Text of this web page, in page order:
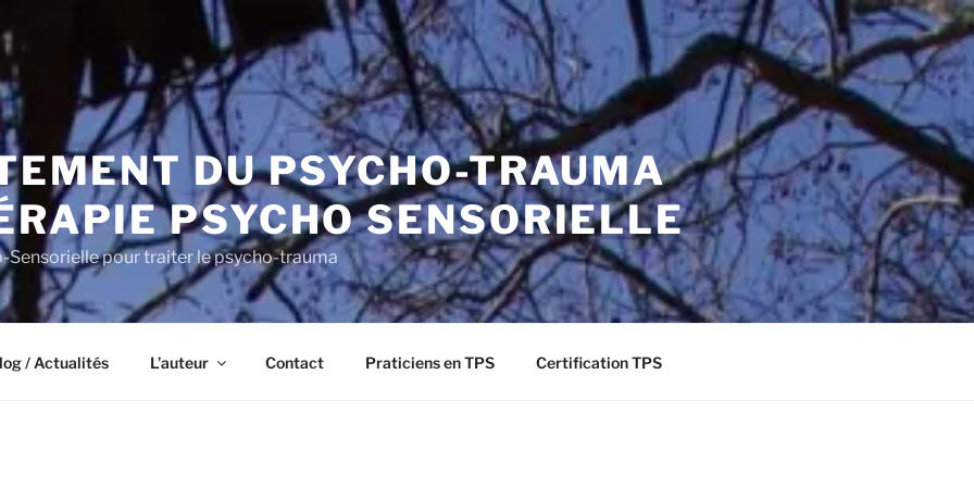
DU PSYCHO-TRAUMA
PSYCHO SENSORIELLE
Sensorielle pour traiter le psycho-trauma
/ Actualités L’auteur Contact Praticiens en TPS Certification TPS